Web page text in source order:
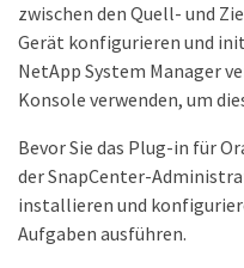
zwischen den Quell- und
Gerät konfigurieren und
NetApp System Manager
Konsole verwenden, um
Bevor Sie das Plug-in für
der SnapCenter-
installieren und
Aufgaben ausführen.